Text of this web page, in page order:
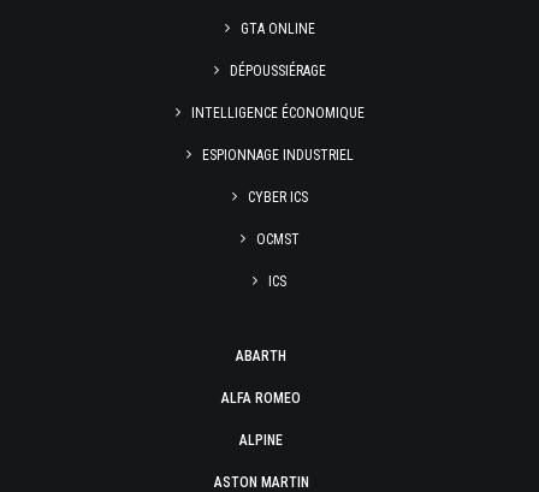
GTA ONLINE
DÉPOUSSIÉRAGE
INTELLIGENCE ÉCONOMIQUE
ESPIONNAGE INDUSTRIEL
CYBER ICS
OCMST
ICS
ABARTH
ALFA ROMEO
ALPINE
ASTON MARTIN